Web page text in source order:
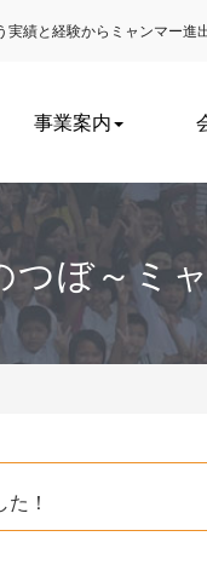
績と経験からミャンマー進
事業案内
つぼ～ミ
！